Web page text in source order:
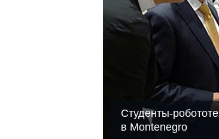
Студенты-
в Montenegro